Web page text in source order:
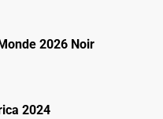
2026 Noir
2024